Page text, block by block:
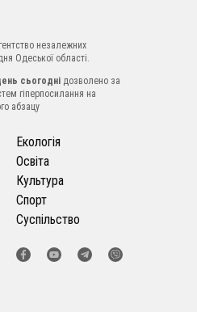
незалежних
Одеської області.
сьогодні дозволено за
гіперпосилання на
абзацу
Екологія
Освіта
Культура
Спорт
Суспільство